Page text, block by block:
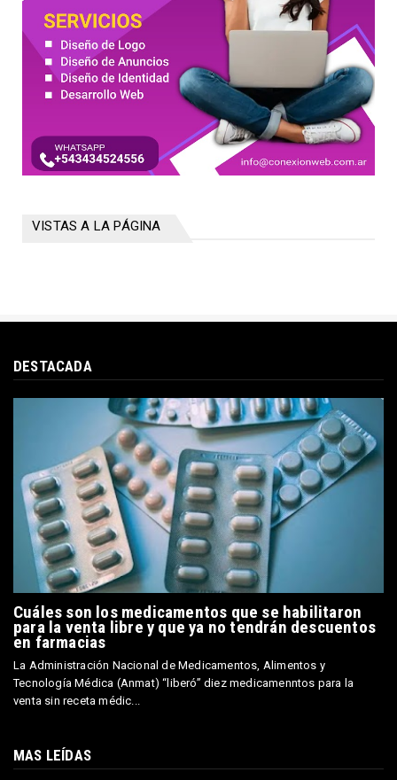
VISTAS A LA PÁGINA
DESTACADA
Cuáles son los medicamentos que se habilitaron
para la venta libre y que ya no tendrán descuentos
en farmacias
La Administración Nacional de Medicamentos, Alimentos y
Tecnología Médica (Anmat) “liberó” diez medicamenntos para la
venta sin receta médic...
MAS LEÍDAS